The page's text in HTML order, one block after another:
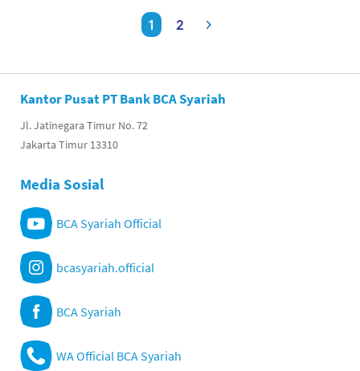
1 2
Kantor Pusat PT Bank BCA Syariah
Jl. Jatinegara Timur No. 72
Jakarta Timur 13310
Media Sosial
BCA Syariah Official
bcasyariah.official
BCA Syariah
WA Official BCA Syariah